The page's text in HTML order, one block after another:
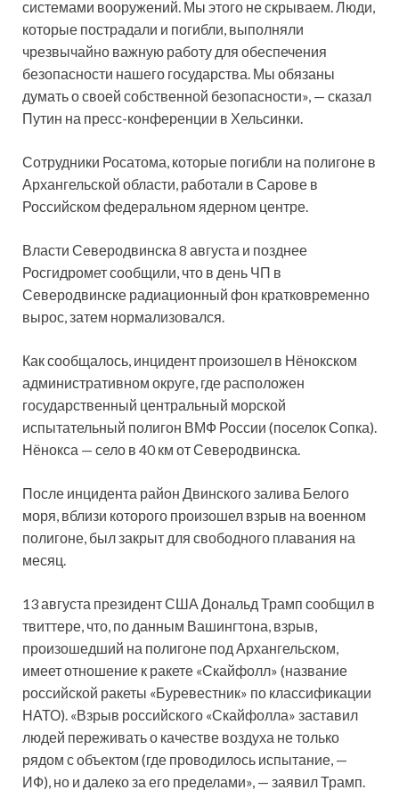
системами вооружений. Мы этого не скрываем. Люди,
которые пострадали и погибли, выполняли
чрезвычайно важную работу для обеспечения
безопасности нашего государства. Мы обязаны
думать о своей собственной безопасности», — сказал
Путин на пресс-конференции в Хельсинки.
Сотрудники Росатома, которые погибли на полигоне в
Архангельской области, работали в Сарове в
Российском федеральном ядерном центре.
Власти Северодвинска 8 августа и позднее
Росгидромет сообщили, что в день ЧП в
Северодвинске радиационный фон кратковременно
вырос, затем нормализовался.
Как сообщалось, инцидент произошел в Нёнокском
административном округе, где расположен
государственный центральный морской
испытательный полигон ВМФ России (поселок Сопка).
Нёнокса — село в 40 км от Северодвинска.
После инцидента район Двинского залива Белого
моря, вблизи которого произошел взрыв на военном
полигоне, был закрыт для свободного плавания на
месяц.
13 августа президент США Дональд Трамп сообщил в
твиттере, что, по данным Вашингтона, взрыв,
произошедший на полигоне под Архангельском,
имеет отношение к ракете «Скайфолл» (название
российской ракеты «Буревестник» по классификации
НАТО). «Взрыв российского «Скайфолла» заставил
людей переживать о качестве воздуха не только
рядом с объектом (где проводилось испытание, —
ИФ), но и далеко за его пределами», — заявил Трамп.